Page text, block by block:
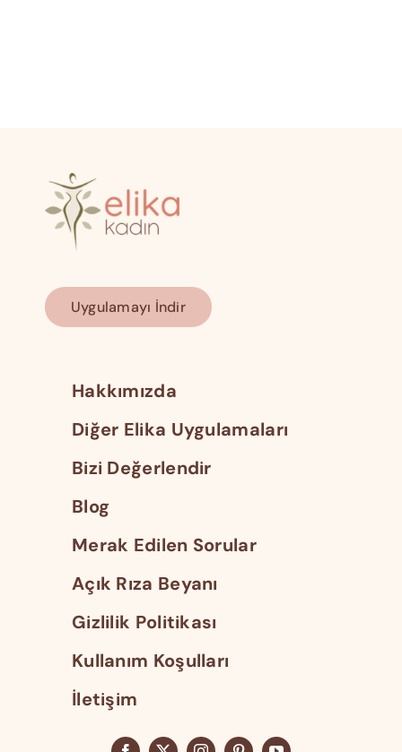
Uygulamayı İndir
Hakkımızda
Diğer Elika Uygulamaları
Bizi Değerlendir
Blog
Merak Edilen Sorular
Açık Rıza Beyanı
Gizlilik Politikası
Kullanım Koşulları
İletişim